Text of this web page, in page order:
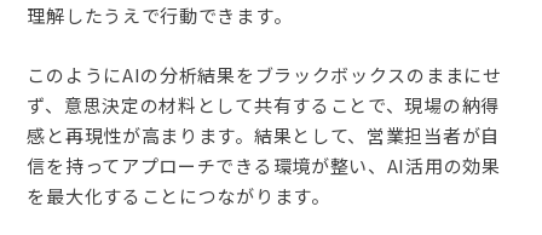
理解したうえで行動できます。
このようにAIの分析結果をブラックボックスのままにせ
ず、意思決定の材料として共有することで、現場の納得
感と再現性が高まります。結果として、営業担当者が自
信を持ってアプローチできる環境が整い、AI活用の効果
を最大化することにつながります。